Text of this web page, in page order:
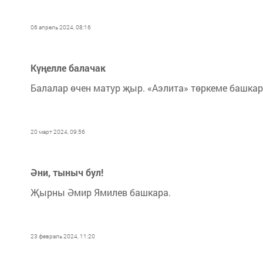
06 апрель 2024, 08:16
Күңелле балачак
Балалар өчен матур җыр. «Аэлита» төркеме
20 март 2024, 09:56
Әни, тыныч бул!
Җырны Әмир Ямилев башкара.
23 февраль 2024, 11:20